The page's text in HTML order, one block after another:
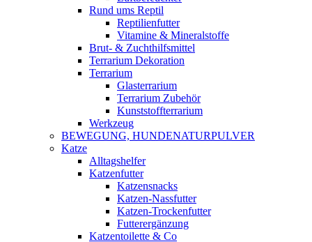
Rund ums Reptil
Reptilienfutter
Vitamine & Mineralstoffe
Brut- & Zuchthilfsmittel
Terrarium Dekoration
Terrarium
Glasterrarium
Terrarium Zubehör
Kunststoffterrarium
Werkzeug
BEWEGUNG, HUNDENATURPULVER
Katze
Alltagshelfer
Katzenfutter
Katzensnacks
Katzen-Nassfutter
Katzen-Trockenfutter
Futterergänzung
Katzentoilette & Co